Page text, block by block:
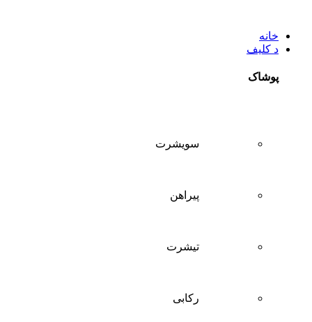
خانه
د کلیف
پوشاک
سويشرت
پیراهن
تيشرت
ركابی